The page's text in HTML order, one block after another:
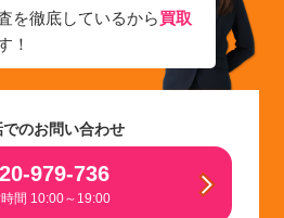
を徹底しているから買取
！
でのお問い合わせ
979-736
間 10:00～19:00